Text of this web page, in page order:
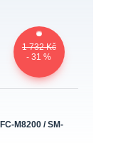
1 732 Kč
- 31 %
M8200 / SM-